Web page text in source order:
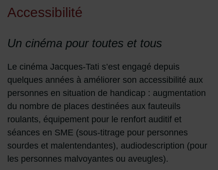
Accessibilité
Un cinéma pour toutes et tous
Le cinéma Jacques-Tati s’est engagé depuis
quelques années à améliorer son accessibilité aux
personnes en situation de handicap : augmentation
du nombre de places destinées aux fauteuils
roulants, équipement pour le renfort auditif et
séances en SME (sous-titrage pour personnes
sourdes et malentendantes), audiodescription (pour
les personnes malvoyantes ou aveugles).